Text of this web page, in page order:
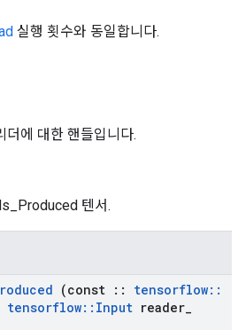
실행 횟수와 동일합니다.
더에 대한 핸들입니다.
텐서.
(const :: tensorflow::
tensorflow:: Input reader